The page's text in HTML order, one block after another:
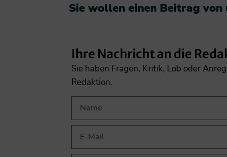
Sie wollen einen Beitrag von
Ihre Nachricht an die
Sie haben Fragen, Kritik, Lob oder
Redaktion.